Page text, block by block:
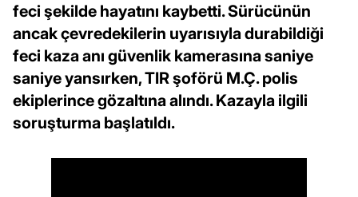
feci şekilde hayatını kaybetti. Sürücünün
ancak çevredekilerin uyarısıyla durabildiği
feci kaza anı güvenlik kamerasına saniye
saniye yansırken, TIR şoförü M.Ç. polis
ekiplerince gözaltına alındı. Kazayla ilgili
soruşturma başlatıldı.